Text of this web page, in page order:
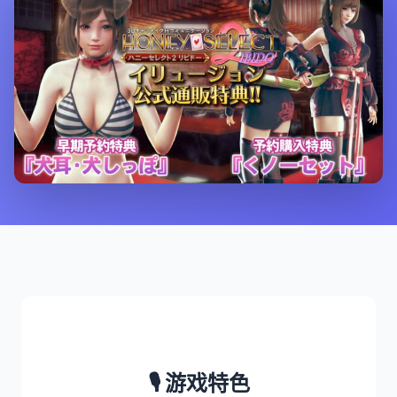
🎙️ 游戏特色